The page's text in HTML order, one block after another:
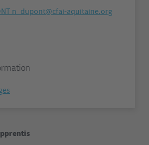
n_dupont@cfai-aquitaine.org